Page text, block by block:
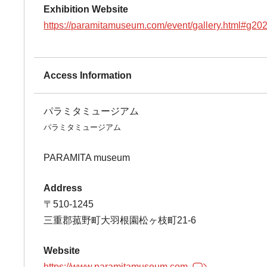
Exhibition Website
https://paramitamuseum.com/event/
Access Information
パラミタミュージアム
パラミタミュージアム
PARAMITA museum
Address
〒510-1245
三重郡菰野町大羽根園松ヶ枝町21-6
Website